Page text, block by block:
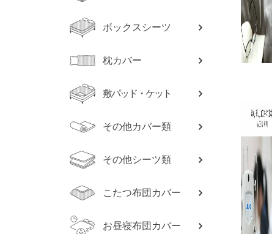
ボックスシーツ
枕カバー
敷パッド・ケット
その他カバー類
その他シーツ類
こたつ布団カバー
お昼寝布団カバー